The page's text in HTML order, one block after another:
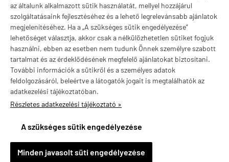
az általunk alkalmazott sütik használatát, mellyel hozzájárul
szolgáltatásaink fejlesztéséhez és a lehető legrelevánsabb ajánlatok
megjelenítéséhez. Ha a „A szükséges sütik engedélyezése”
lehetőséget választja, akkor csak a nélkülözhetetlen sütiket fogjuk
használni, ebben az esetben nem tudunk Önnek személyre szabott
tartalmat és az érdeklődésének megfelelő ajánlatokat biztosítani.
További információk a sütikről és a személyes adatok
feldolgozásáról, beleértve a látogatók jogait is megtalálhatók az
adatkezelési tájékoztatóban.
Részletes adatkezelési tájékoztató »
A szükséges sütik engedélyezése
Minden javasolt süti engedélyezése
vitaminstore.hu -Vitaminstore / Gymstore Hungary
A
Annamária Zagyvaszántó településről
Vásárolt a webáruházban